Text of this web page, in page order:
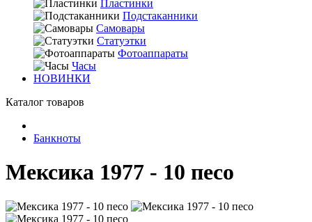
Пластинки
Подстаканники
Самовары
Статуэтки
Фотоаппараты
Часы
НОВИНКИ
Каталог товаров
Банкноты
Мексика 1977 - 10 песо